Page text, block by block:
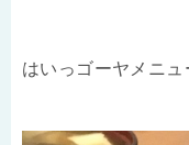
はいっゴーヤメニュ